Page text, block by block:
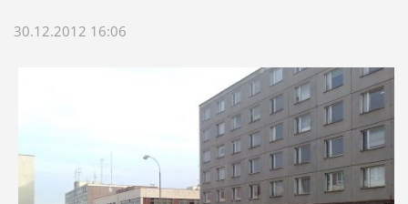
30.12.2012 16:06